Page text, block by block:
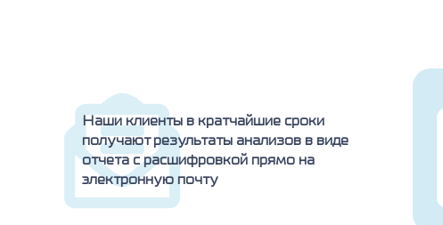
Наши клиенты в кратчайшие сроки
получают результаты анализов в виде
отчета с расшифровкой прямо на
электронную почту